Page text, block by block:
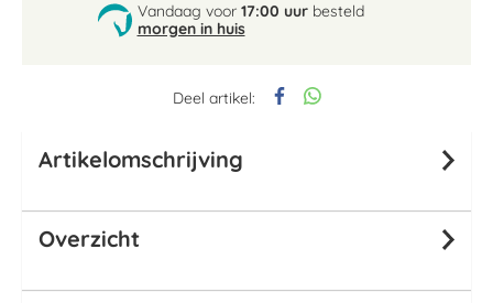
Deel artikel:
Vandaag voor 17:00 uurbesteld
morgen in huis
Artikelomschrijving
Overzicht